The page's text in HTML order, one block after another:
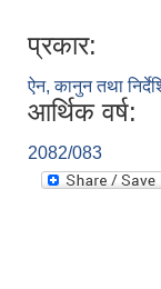
प्रकार:
ऐन, कानुन तथा
आर्थिक वर्ष:
2082/083